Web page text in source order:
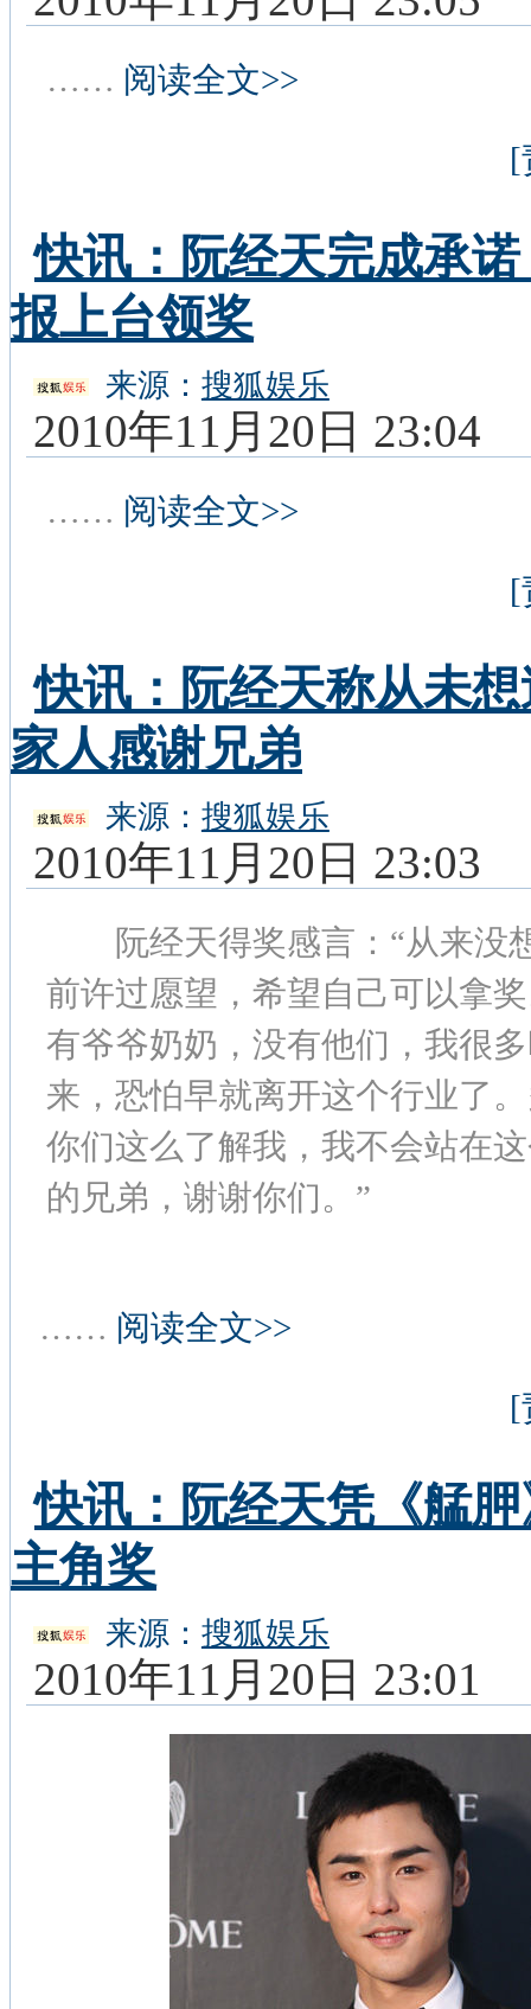
…… 阅读全文>>
[
快讯：阮经天完成承
报上台领奖
来源： 搜狐娱乐
2010年11月20日 23:04
…… 阅读全文>>
[
快讯：阮经天称从未
家人感谢兄弟
来源： 搜狐娱乐
2010年11月20日 23:03
阮经天得奖感言：“从来没
前许过愿望，希望自己可以拿
有爷爷奶奶，没有他们，我很
来，恐怕早就离开这个行业了
你们这么了解我，我不会站在
的兄弟，谢谢你们。”
…… 阅读全文>>
[
快讯：阮经天凭《艋
主角奖
来源： 搜狐娱乐
2010年11月20日 23:01